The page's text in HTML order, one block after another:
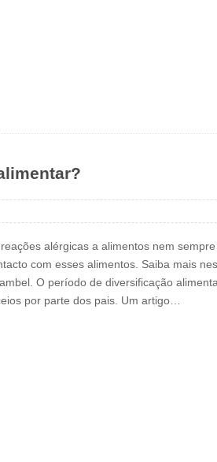
alérgicas a alimentos nem
com esses alimentos. Saiba mais
O período de diversificação
por parte dos pais. Um artigo…